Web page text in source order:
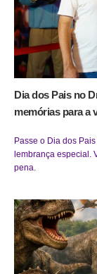
Dia dos Pais no
memórias para a
Passe o Dia dos
lembrança especial.
pena.